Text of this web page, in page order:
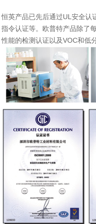
恒英产品已先后通过UL安全认
指令认证等。欧普特产品除了
性能的检测认证以及VOC和低